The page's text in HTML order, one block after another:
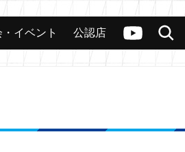
ヴァンガードch
検索
大会 公認店舗 その他
・イベント 公認店